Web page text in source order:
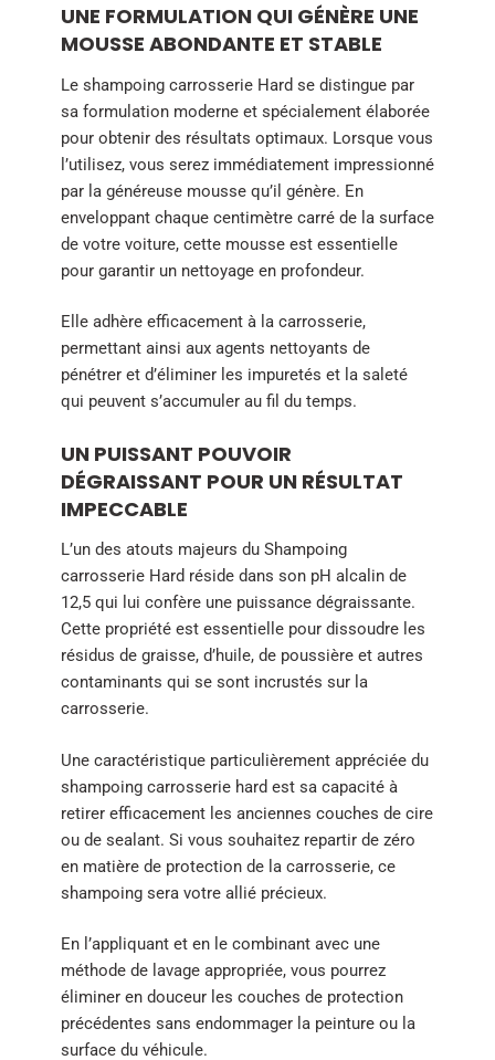
UNE FORMULATION QUI GÉNÈRE UNE
MOUSSE ABONDANTE ET STABLE
Le shampoing carrosserie Hard se distingue par
sa formulation moderne et spécialement élaborée
pour obtenir des résultats optimaux. Lorsque vous
l’utilisez, vous serez immédiatement impressionné
par la généreuse mousse qu’il génère. En
enveloppant chaque centimètre carré de la surface
de votre voiture, cette mousse est essentielle
pour garantir un nettoyage en profondeur.
Elle adhère efficacement à la carrosserie,
permettant ainsi aux agents nettoyants de
pénétrer et d’éliminer les impuretés et la saleté
qui peuvent s’accumuler au fil du temps.
UN PUISSANT POUVOIR
DÉGRAISSANT POUR UN RÉSULTAT
IMPECCABLE
L’un des atouts majeurs du Shampoing
carrosserie Hard réside dans son pH alcalin de
12,5 qui lui confère une puissance dégraissante.
Cette propriété est essentielle pour dissoudre les
résidus de graisse, d’huile, de poussière et autres
contaminants qui se sont incrustés sur la
carrosserie.
Une caractéristique particulièrement appréciée du
shampoing carrosserie hard est sa capacité à
retirer efficacement les anciennes couches de cire
ou de sealant. Si vous souhaitez repartir de zéro
en matière de protection de la carrosserie, ce
shampoing sera votre allié précieux.
En l’appliquant et en le combinant avec une
méthode de lavage appropriée, vous pourrez
éliminer en douceur les couches de protection
précédentes sans endommager la peinture ou la
surface du véhicule.